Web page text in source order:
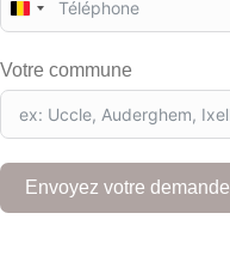
B
e
g
u
3
2
Votre commune
Envoyez votre demande